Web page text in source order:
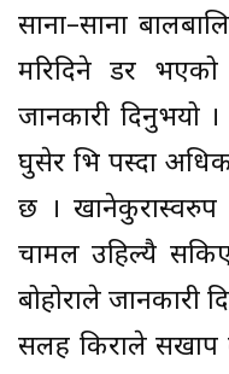
साना–साना
मरिदिने डर
जानकारी दिनुभयो ।
घुसेर भित्र पस्दा
छ । खानेकुरास्वरुप
चामल उहिल्यै
बोहोराले जानकारी
सलह किराले सखाप